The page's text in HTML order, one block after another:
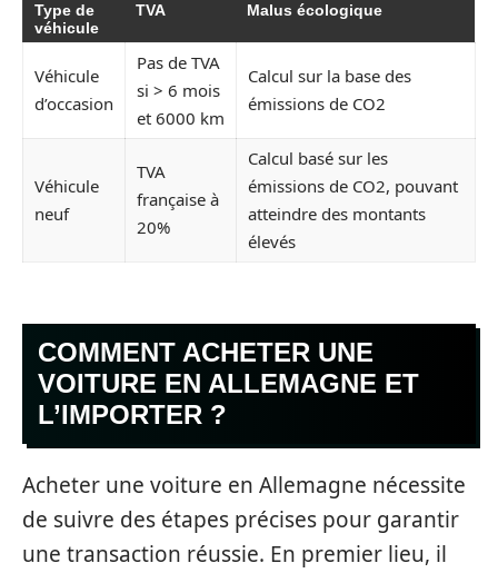
Type de
véhicule
TVA Malus écologique
Véhicule
d’occasion
Pas de TVA
si > 6 mois
et 6000 km
Calcul sur la base des
émissions de CO2
Véhicule
neuf
TVA
française à
20%
Calcul basé sur les
émissions de CO2, pouvant
atteindre des montants
élevés
COMMENT ACHETER UNE
VOITURE EN ALLEMAGNE ET
L’IMPORTER ?
Acheter une voiture en Allemagne nécessite
de suivre des étapes précises pour garantir
une transaction réussie. En premier lieu, il